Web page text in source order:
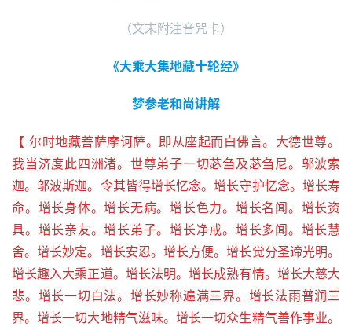
（文末附注音咒卡）
《大乘大集地藏十轮经》
梦参老和尚讲解
【 尔时地藏菩萨摩诃萨。即从座起而白佛言。大德世尊。
我当济度此四洲渚。世尊弟子一切苾刍及苾刍尼。邬波索
迦。邬波斯迦。令其皆得增长忆念。增长守护忆念。增长寿
命。增长身体。增长无病。增长色力。增长名闻。增长资
具。增长亲友。增长弟子。增长净戒。增长多闻。增长慧
舍。增长妙定。增长安忍。增长方便。增长觉分圣谛光明。
增长趣入大乘正道。增长法明。增长成熟有情。增长大慈大
悲。增长一切白法。增长妙称遍满三界。增长法雨普润三
界。增长一切大地精气滋味。增长一切众生精气善作事业。